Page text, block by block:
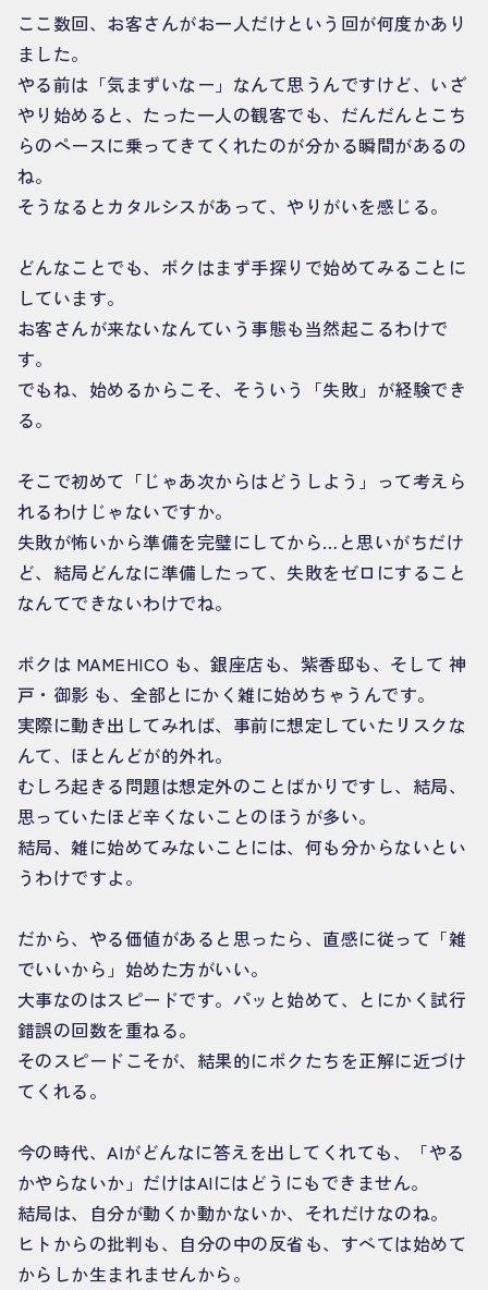
ここ数回、お客さんがお一人だけという回が何度かあり
ました。
やる前は「気まずいなー」なんて思うんですけど、いざ
やり始めると、たった一人の観客でも、だんだんとこち
らのペースに乗ってきてくれたのが分かる瞬間があるの
ね。
そうなるとカタルシスがあって、やりがいを感じる。
どんなことでも、ボクはまず手探りで始めてみることに
しています。
お客さんが来ないなんていう事態も当然起こるわけで
す。
でもね、始めるからこそ、そういう「失敗」が経験でき
る。
そこで初めて「じゃあ次からはどうしよう」って考えら
れるわけじゃないですか。
失敗が怖いから準備を完璧にしてから…と思いがちだけ
ど、結局どんなに準備したって、失敗をゼロにすること
なんてできないわけでね。
ボクは MAMEHICO も、銀座店も、紫香邸も、そして 神
戸・御影 も、全部とにかく雑に始めちゃうんです。
実際に動き出してみれば、事前に想定していたリスクな
んて、ほとんどが的外れ。
むしろ起きる問題は想定外のことばかりですし、結局、
思っていたほど辛くないことのほうが多い。
結局、雑に始めてみないことには、何も分からないとい
うわけですよ。
だから、やる価値があると思ったら、直感に従って「雑
でいいから」始めた方がいい。
大事なのはスピードです。パッと始めて、とにかく試行
錯誤の回数を重ねる。
そのスピードこそが、結果的にボクたちを正解に近づけ
てくれる。
今の時代、AIがどんなに答えを出してくれても、「やる
かやらないか」だけはAIにはどうにもできません。
結局は、自分が動くか動かないか、それだけなのね。
ヒトからの批判も、自分の中の反省も、すべては始めて
からしか生まれませんから。